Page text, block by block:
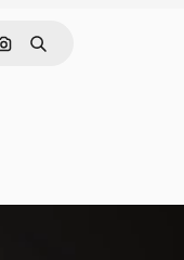
Nach Bild suchen
Suchen